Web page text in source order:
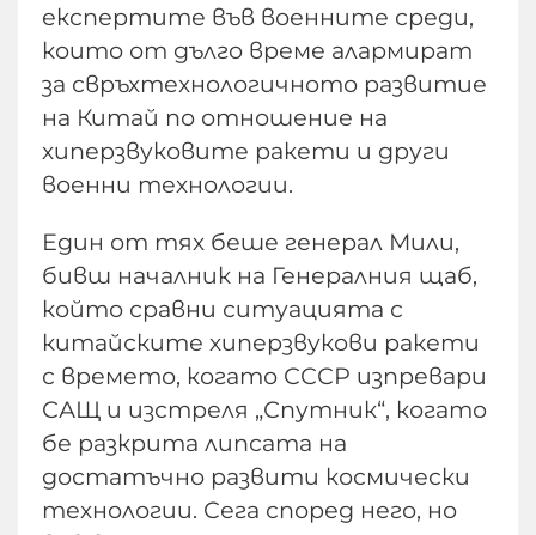
експертите във военните среди,
които от дълго време алармират
за свръхтехнологичното развитие
на Китай по отношение на
хиперзвуковите ракети и други
военни технологии.
Един от тях беше генерал Мили,
бивш началник на Генералния щаб,
който сравни ситуацията с
китайските хиперзвукови ракети
с времето, когато СССР изпревари
САЩ и изстреля „Спутник“, когато
бе разкрита липсата на
достатъчно развити космически
технологии. Сега според него, но